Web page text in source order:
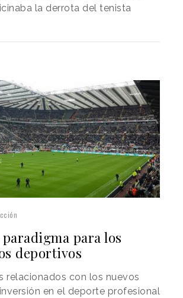
la derrota del tenista
para los
deportivos
relacionados con los nuevos
en el deporte profesional